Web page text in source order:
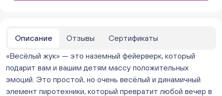
ежедневно с 10:00 до 20:00
ежедневно с 10:00 до 20:00
Краснопольский 13г (Цветы) (Краснопольский, 13Г)
ежедневно с 10:00 до 20:00
Нет в наличии
Молния Зоопарк - Труда,166 (ул. Труда,166/5)
Описание Отзывы
Сертификаты
«Весёлый жук» — это наземный фейерверк, который
подарит вам и вашим детям массу положительных
эмоций. Это простой, но очень весёлый и динамичный
элемент пиротехники, который превратит любой вечер в